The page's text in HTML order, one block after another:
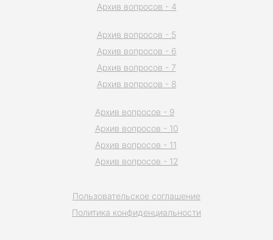
Пользовательское соглашение
Политика конфиденциальности
Архив вопросов - 4
Архив вопросов - 5
Архив вопросов - 6
Архив вопросов - 7
Архив вопросов - 8
Архив вопросов - 9
Архив вопросов - 10
Архив вопросов - 11
Архив вопросов - 12